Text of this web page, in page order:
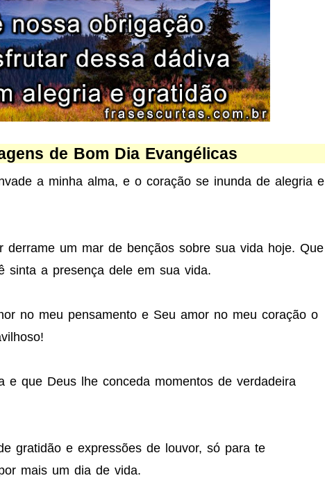
de Bom Dia Evangélicas
a minha alma, e o coração se inunda de alegria e
derrame um mar de bençãos sobre sua vida hoje. Que
sinta a presença dele em sua vida.
no meu pensamento e Seu amor no meu coração o
e que Deus lhe conceda momentos de verdadeira
gratidão e expressões de louvor, só para te
mais um dia de vida.